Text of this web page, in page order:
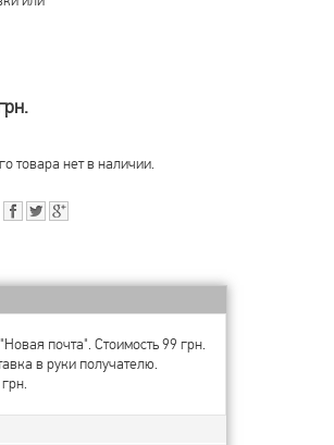
товара нет в наличии.
почта". Стоимость 99 грн.
в руки получателю.